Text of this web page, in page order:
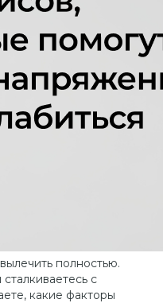
полностью.
с
какие факторы